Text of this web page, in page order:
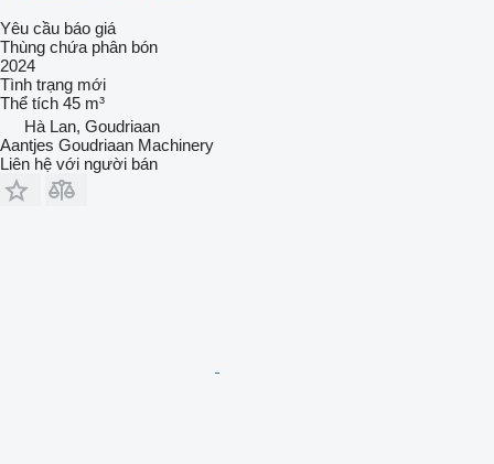
Yêu cầu báo giá
Thùng chứa phân bón
2024
Tình trạng mới
Thể tích 45 m³
Hà Lan, Goudriaan
Aantjes Goudriaan Machinery
Liên hệ với người bán